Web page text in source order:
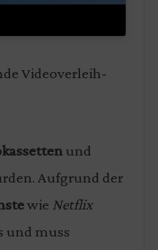
Videoverleih-
und
Aufgrund der
wie Netflix
und muss